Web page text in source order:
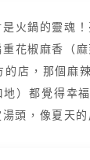
火鍋的靈魂！
花椒麻香（
的店，那個麻
地）都覺得幸
頭，像夏天